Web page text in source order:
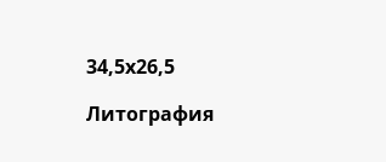
34,5х26,5
Литография